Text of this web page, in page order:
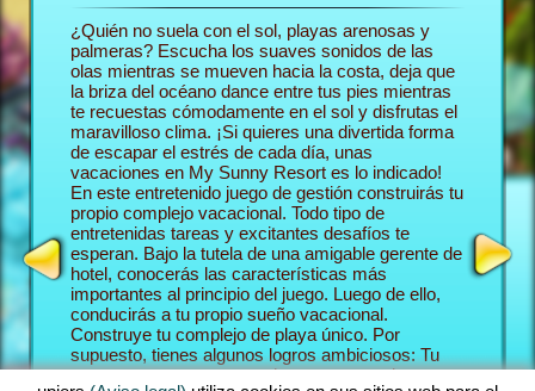
de
más
¿Quién no suela con el sol, playas arenosas y
palmeras? Escucha los suaves sonidos de las
olas mientras se mueven hacia la costa, deja que
la briza del océano dance entre tus pies mientras
te recuestas cómodamente en el sol y disfrutas el
maravilloso clima. ¡Si quieres una divertida forma
de escapar el estrés de cada día, unas
vacaciones en My Sunny Resort es lo indicado!
En este entretenido juego de gestión construirás tu
propio complejo vacacional. Todo tipo de
entretenidas tareas y excitantes desafíos te
esperan. Bajo la tutela de una amigable gerente de
hotel, conocerás las características más
importantes al principio del juego. Luego de ello,
conducirás a tu propio sueño vacacional.
Construye tu complejo de playa único. Por
supuesto, tienes algunos logros ambiciosos: Tu
meta en esta aventura en hacerte cargo de tus
En el
tus
Sunny
juego
playa y
sucede